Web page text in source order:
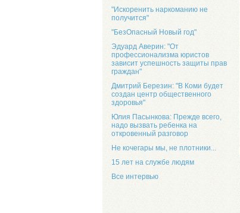
"Искоренить наркоманию не
получится"
"БезОпасный Новый год"
Эдуард Аверин: "От
профессионализма юристов
зависит успешность защиты прав
граждан"
Дмитрий Березин: "В Коми будет
создан центр общественного
здоровья"
Юлия Пасынкова: Прежде всего,
надо вызвать ребенка на
откровенный разговор
Не кочегары мы, не плотники...
15 лет на службе людям
Все интервью